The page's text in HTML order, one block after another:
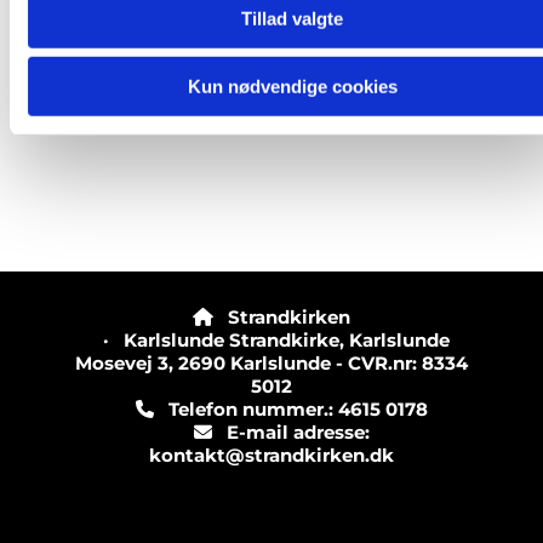
Tillad valgte
Kun nødvendige cookies

Strandkirken
· Karlslunde Strandkirke, Karlslunde
Mosevej 3, 2690 Karlslunde - CVR.nr: 8334
5012
Telefon nummer.: 4615 0178
E-mail adresse:
kontakt@strandkirken.dk